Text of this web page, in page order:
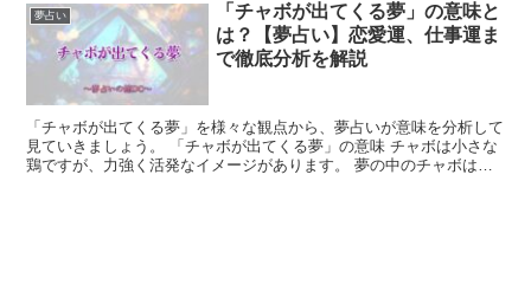
夢占い
「チャボが出てくる夢」の意味と
は？【夢占い】恋愛運、仕事運ま
で徹底分析を解説
「チャボが出てくる夢」を様々な観点から、夢占いが意味を分析して
見ていきましょう。 「チャボが出てくる夢」の意味 チャボは小さな
鶏ですが、力強く活発なイメージがあります。 夢の中のチャボは、